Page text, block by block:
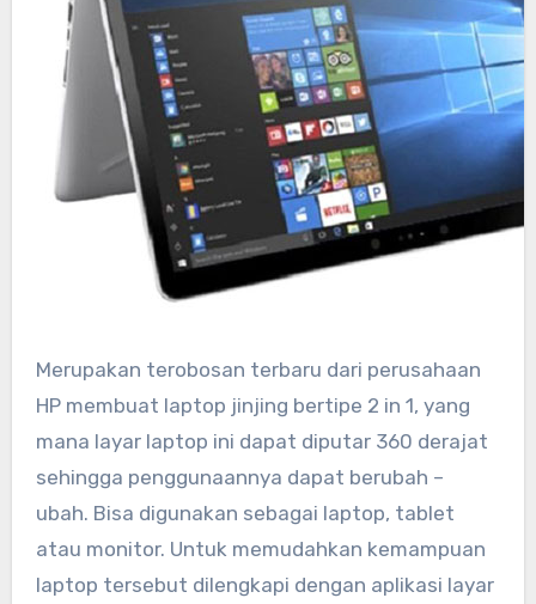
Merupakan terobosan terbaru dari perusahaan
HP membuat laptop jinjing bertipe 2 in 1, yang
mana layar laptop ini dapat diputar 360 derajat
sehingga penggunaannya dapat berubah –
ubah. Bisa digunakan sebagai laptop, tablet
atau monitor. Untuk memudahkan kemampuan
laptop tersebut dilengkapi dengan aplikasi layar